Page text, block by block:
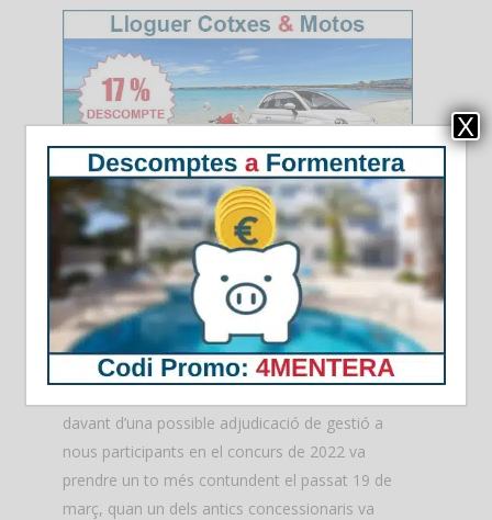
Els antics concessionaris
de quioscos adverteixen
sobre possibles demandes
davant d’una possible adjudicació de gestió a
nous participants en el concurs de 2022 va
prendre un to més contundent el passat 19 de
març, quan un dels antics concessionaris va
X